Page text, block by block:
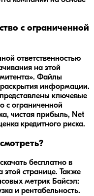
с ограниченной
ответственностью
на этой
Файлы
информации.
ключевые
с ограниченной
чистая прибыль, Net
кредитного риска.
бесплатно в
этой странице. Также
метрик Байсэл:
и рентабельность.